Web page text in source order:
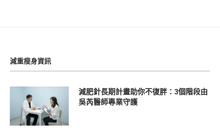
減重瘦身資訊
減肥針長期計畫助你不復胖：3個階段由
吳芮醫師專業守護